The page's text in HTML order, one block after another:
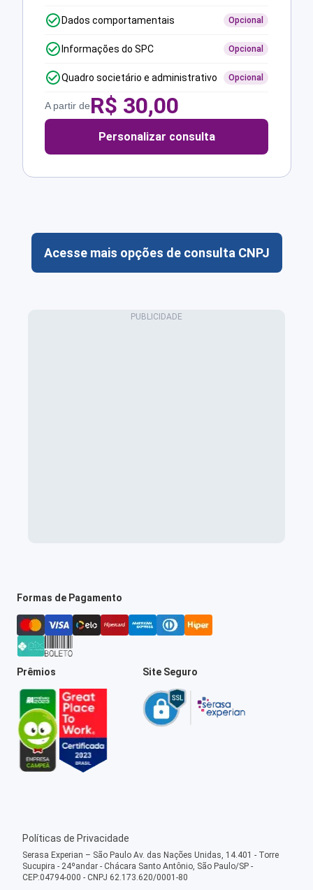
Dados comportamentais Opcional
Informações do SPC Opcional
Quadro societário e administrativo Opcional
A partir deR$ 30,00
Personalizar consulta
Acesse mais opções de consulta CNPJ
Formas de Pagamento
Prêmios Site Seguro
Políticas de Privacidade
Serasa Experian – São Paulo Av. das Nações Unidas, 14.401 - Torre
Sucupira - 24ºandar - Chácara Santo Antônio, São Paulo/SP -
CEP:04794-000 - CNPJ 62.173.620/0001-80